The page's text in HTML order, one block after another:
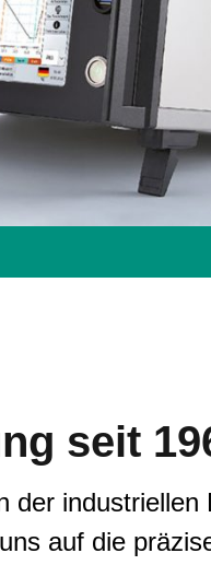
seit
der industriellen
auf die